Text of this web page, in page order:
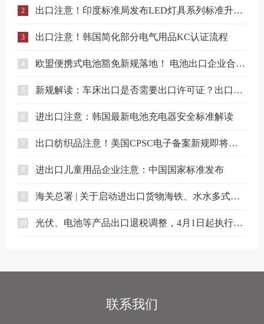
2 出口注意！印度标准局发布LED灯具系列标准升级实施指南
3 出口注意！韩国简化部分电气用品KC认证流程
4 欧盟便携式电池豁免新规落地！ 电池出口企业合规要点解读
5 新规解读：车床出口是否需要出口许可证？出口合规注意事项
6 进出口注意：韩国最新电池充电器安全标准解读
7 出口纺织品注意！美国CPSC电子备案新规即将实施
进出口儿童用品企业注意：中国国家标准发布
9 海关总署 | 关于启动进出口货物海铁、水水多式联运业务模式试点相关事项的公告
光伏、电池等产品出口退税调整，4月1日起执行（附详细清单）
联系我们